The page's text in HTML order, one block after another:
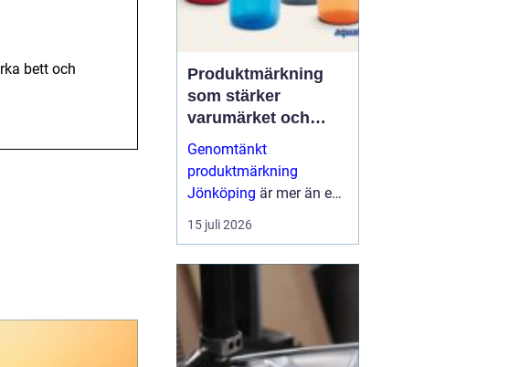
bett och
Produktmärkning
som stärker
varumärket och
förenklar vardagen
Genomtänkt
produktmärkning
Jönköping är mer än en
etikett på en produkt.
Den guidar användaren,
15 juli 2026